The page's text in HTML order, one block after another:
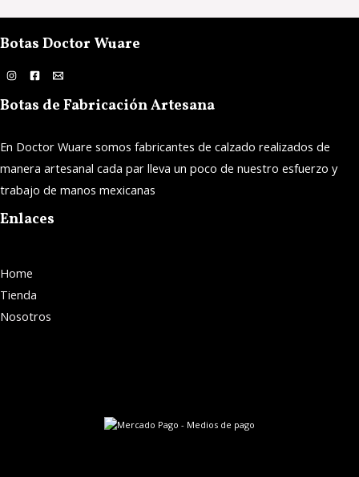
Botas Doctor Wuare
Botas de Fabricación Artesana
En Doctor Wuare somos fabricantes de calzado realizados de
manera artesanal cada par lleva un poco de nuestro esfuerzo y
trabajo de manos mexicanas
Enlaces
Home
Tienda
Nosotros